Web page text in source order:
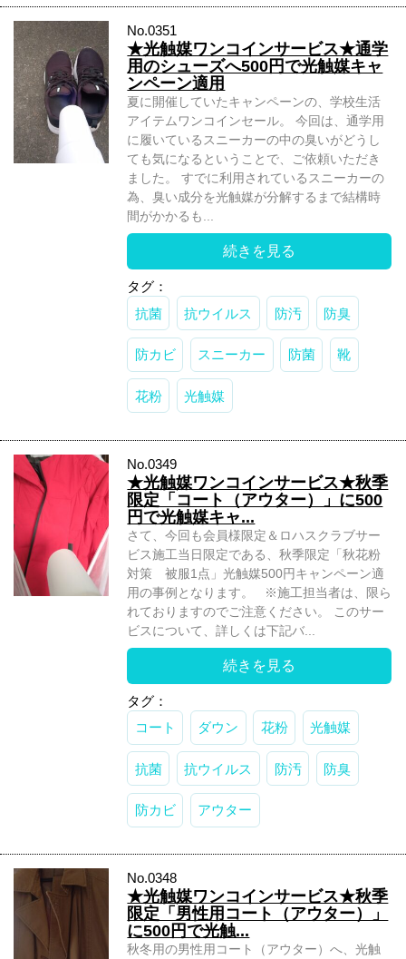
No.0351
★光触媒ワンコインサービス★通学
用のシューズへ500円で光触媒キャ
ンペーン適用
夏に開催していたキャンペーンの、学校生活
アイテムワンコインセール。 今回は、通学用
に履いているスニーカーの中の臭いがどうし
ても気になるということで、ご依頼いただき
ました。 すでに利用されているスニーカーの
為、臭い成分を光触媒が分解するまで結構時
間がかかるも...
続きを見る
タグ：
抗菌
抗ウイルス 防汚 防臭
防カビ スニーカー 防菌 靴
花粉 光触媒
No.0349
★光触媒ワンコインサービス★秋季
限定「コート（アウター）」に500
円で光触媒キャ...
さて、今回も会員様限定＆ロハスクラブサー
ビス施工当日限定である、秋季限定「秋花粉
対策 被服1点」光触媒500円キャンペーン適
用の事例となります。 ※施工担当者は、限ら
れておりますのでご注意ください。 このサー
ビスについて、詳しくは下記バ...
続きを見る
タグ：
コート
ダウン 花粉 光触媒
抗菌 抗ウイルス 防汚 防臭
防カビ アウター
No.0348
★光触媒ワンコインサービス★秋季
限定「男性用コート（アウター）」
に500円で光触...
秋冬用の男性用コート（アウター）へ、光触